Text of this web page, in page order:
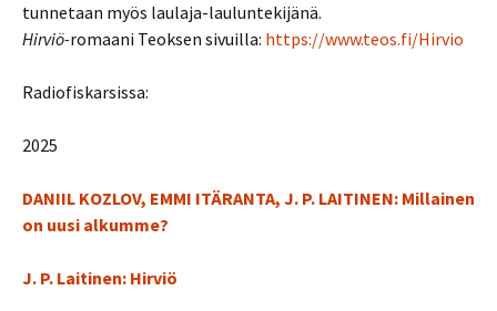
tunnetaan myös laulaja-lauluntekijänä.
Hirviö-romaani Teoksen sivuilla: https://www.teos.fi/Hirvio
Radiofiskarsissa:
2025
DANIIL KOZLOV, EMMI ITÄRANTA, J. P. LAITINEN: Millainen
on uusi alkumme?
J. P. Laitinen: Hirviö